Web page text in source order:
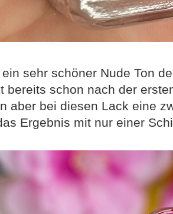
sehr schöner Nude Ton
bereits schon nach der
aber bei diesen Lack eine
Ergebnis mit nur einer